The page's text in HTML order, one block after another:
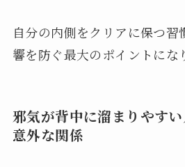
自分の内側をクリアに保つ習
響を防ぐ最大のポイントにな
邪気が背中に溜まりやす
意外な関係